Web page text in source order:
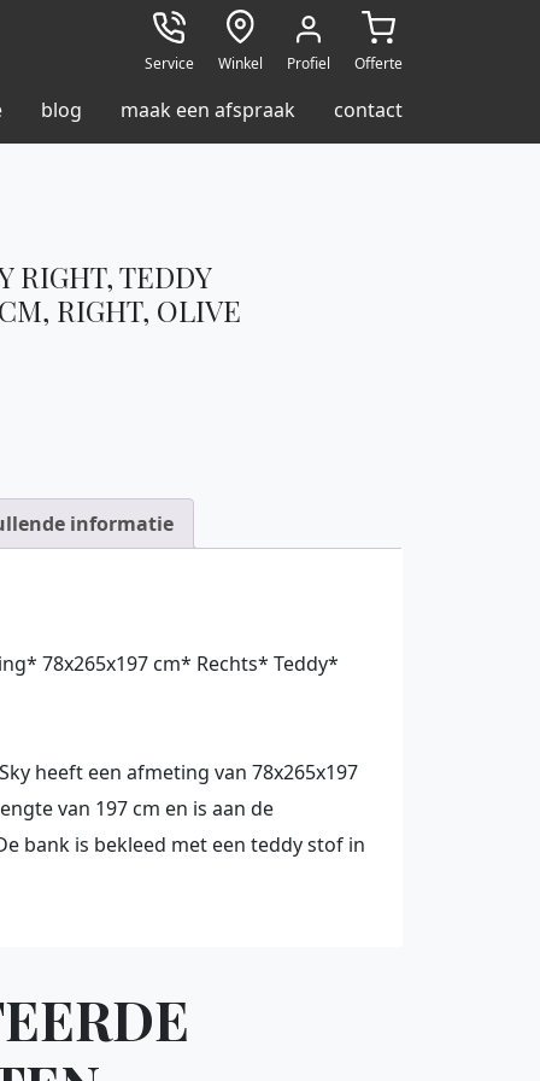
Service Winkel Profiel Offerte
blog maak een afspraak contact
RIGHT, TEDDY
RIGHT, OLIVE
informatie
78x265x197 cm* Rechts* Teddy*
heeft een afmeting van 78x265x197
van 197 cm en is aan de
bank is bekleed met een teddy stof in